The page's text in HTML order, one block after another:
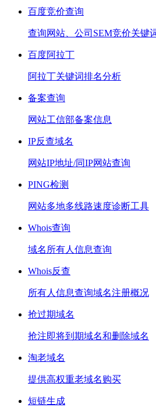
百度竞价查询
查询网站、公司SEM竞价关键
百度阿拉丁
阿拉丁关键词排名分析
备案查询
网站工信部备案信息
IP反查域名
网站IP地址/同IP网站查询
PING检测
网站多地多线路速度诊断工具
Whois查询
域名所有人信息查询
Whois反查
所有人信息查询域名注册概况
抢过期域名
抢注即将到期域名和删除域名
淘老域名
提供高权重老域名购买
短链生成